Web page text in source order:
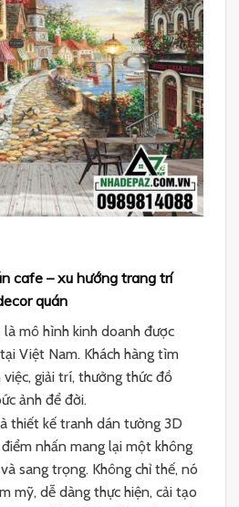
cafe – xu hướng trang trí
quán
mô hình kinh doanh được
Việt Nam. Khách hàng tìm
giải trí, thưởng thức đồ
ảnh để đời.
thiết kế tranh dán tường 3D
nhấn mang lại một không
sang trọng. Không chỉ thế, nó
mỹ, dễ dàng thực hiện, cải tạo